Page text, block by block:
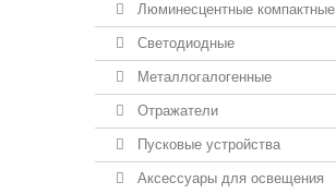
Люминесцентные компактные
Светодиодные
Металлогалогенные
Отражатели
Пусковые устройства
Аксессуары для освещения